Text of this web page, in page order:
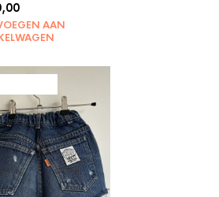
AAN
IN
DE
UITVERKOOP